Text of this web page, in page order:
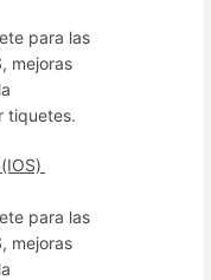
para las
mejoras
tiquetes.
para las
mejoras